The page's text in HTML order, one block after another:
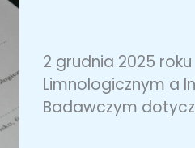
2 grudnia 2025
Limnologicznym a
Badawczym